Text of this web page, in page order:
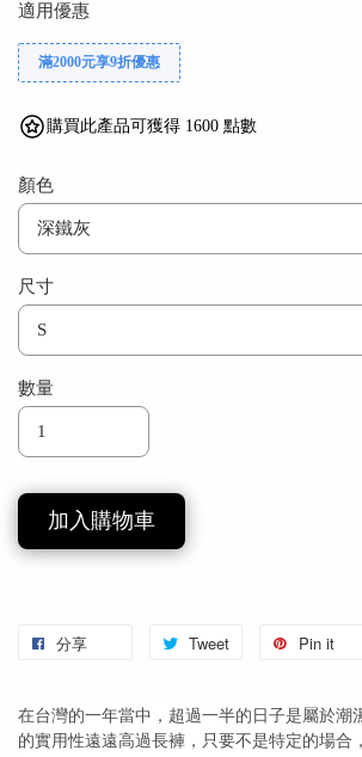
適用優惠
滿2000元享9折優惠
購買此產品可獲得 1600 點數
顏色
尺寸
數量
加入購物車
分享 Tweet Pin it
在台灣的一年當中，超過一半的日子是屬於潮
的實用性遠遠高過長褲，只要不是特定的場合